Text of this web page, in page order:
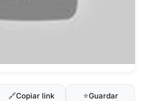
🔗Copiar link ⭐Guardar